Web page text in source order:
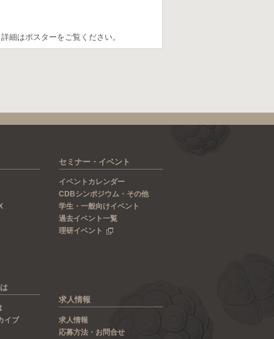
細はポスターをご覧ください。
イブ
セミナー・イベント
イベントカレンダー
CDBシンポジウム・その他
学生・一般向けイベント
過去イベント一覧
理研イベント
求人情報
求人情報
応募方法・お問合せ